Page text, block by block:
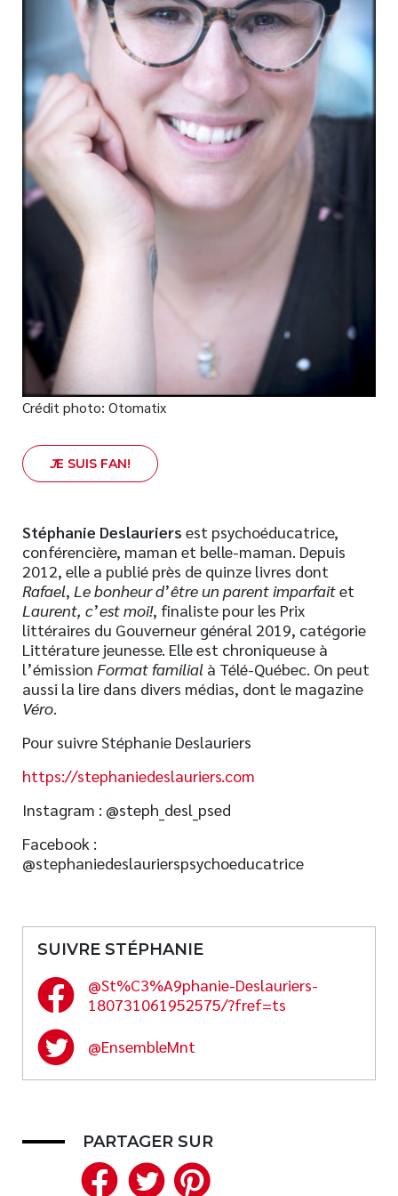
Nouveautés
Numérique
Livres audio
Meilleurs vendeurs
Page vedette
AUTEURS
À PROPOS
CONTACT
Crédit photo: Otomatix
JE SUIS FAN!
Stéphanie Deslauriers est psychoéducatrice,
conférencière, maman et belle-maman. Depuis
2012, elle a publié près de quinze livres dont
Rafael, Le bonheur d’être un parent imparfaitet
Laurent, c’est moi!, finaliste pour les Prix
littéraires du Gouverneur général 2019, catégorie
Littérature jeunesse. Elle est chroniqueuse à
l’émission Format familial à Télé-Québec. On peut
aussi la lire dans divers médias, dont le magazine
Véro.
Pour suivre Stéphanie Deslauriers
https://stephaniedeslauriers.com
Instagram : @steph_desl_psed
Facebook :
@stephaniedeslaurierspsychoeducatrice
SUIVRE STÉPHANIE
@St%C3%A9phanie-Deslauriers-
180731061952575/?fref=ts
@EnsembleMnt
PARTAGER SUR
Facebook
Twitter